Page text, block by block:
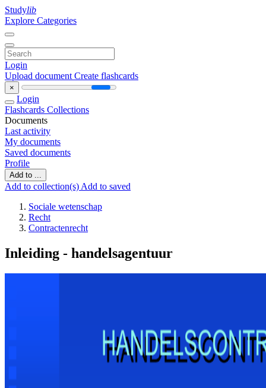
Studylib
Explore Categories
Login
Upload document Create flashcards
×
Login
Flashcards Collections
Documents
Last activity
My documents
Saved documents
Profile
Add to ...
Add to collection(s) Add to saved
Sociale wetenschap
Recht
Contractenrecht
Inleiding - handelsagentuur